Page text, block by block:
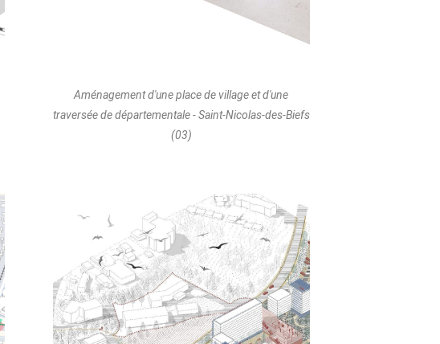
Aménagement d'une place de village et d'une
traversée de départementale - Saint-Nicolas-des-Biefs
(03)